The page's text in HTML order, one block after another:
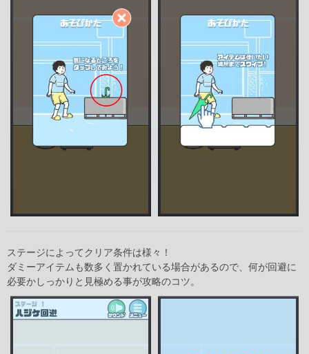
ステージによってクリア条件は様々！
ダミーアイテムも数多く置かれている場合があるので、何が回避に
必要かしっかりと見極める事が攻略のコツ。